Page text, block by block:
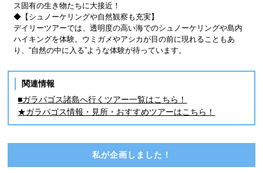
ス固有の生き物たちに大接近！
◆【シュノーケリングや自然観察も充実】
デイリーツアーでは、透明度の高い海でのシュノーケリングや島内
ハイキングを体験。ウミガメやアシカが目の前に現れることもあ
り、“自然の中に入る”ような体験が待っています。
関連情報
■ガラパゴス諸島へ行くツアー一覧はこちら！
★ガラパゴス情報・見所・おすすめツアーはこちら！
私が企画しました！